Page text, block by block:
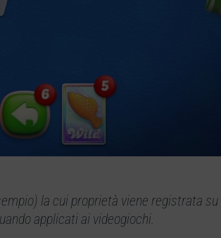
la cui proprietà viene registrata su
applicati ai videogiochi.